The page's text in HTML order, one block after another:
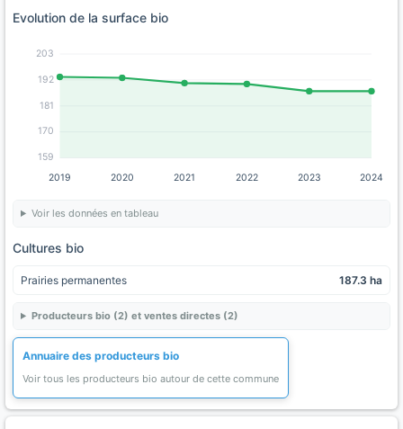
Evolution de la surface bio
159
170
181
192
203
2019 2020 2021 2022 2023 2024
Voir les données en tableau
Cultures bio
Prairies permanentes 187.3 ha
Producteurs bio (2) et ventes directes (2)
Annuaire des producteurs bio
Voir tous les producteurs bio autour de cette commune